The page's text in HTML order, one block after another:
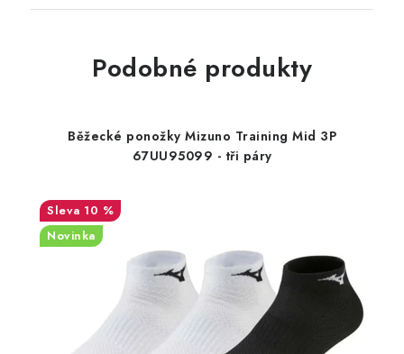
Podobné produkty
Běžecké ponožky Mizuno Training Mid 3P
67UU95099 - tři páry
10 %
Novinka